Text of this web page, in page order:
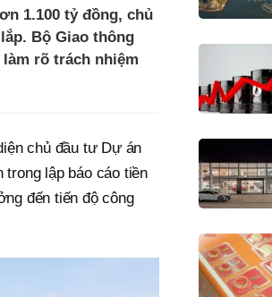
1.100 tỷ đồng, chủ
Bộ Giao thông
rõ trách nhiệm
chủ đầu tư Dự án
trong lập báo cáo tiền
đến tiến độ công